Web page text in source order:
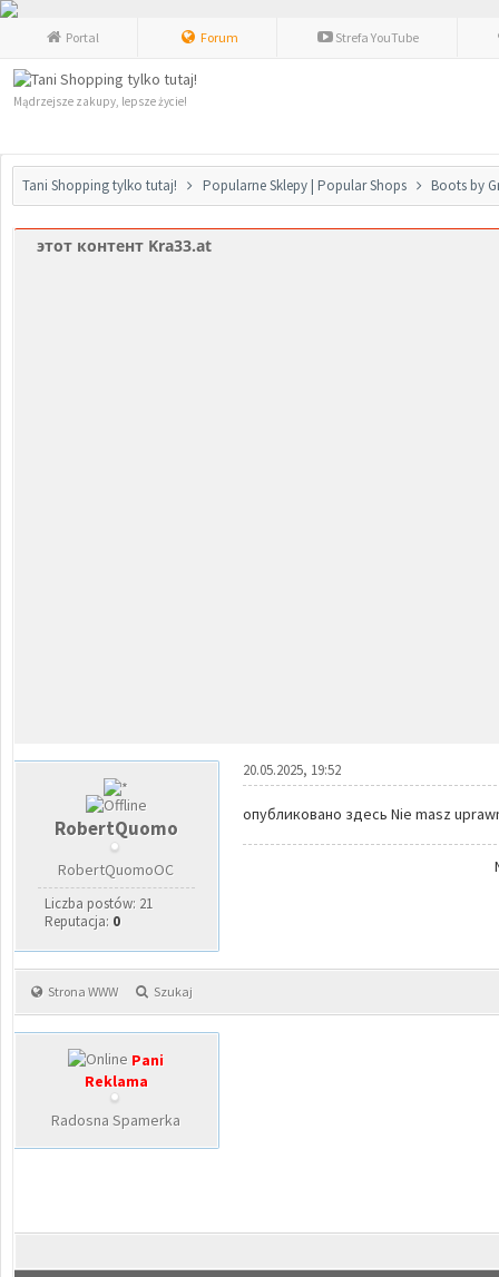
Portal Forum Strefa YouTube
Mądrzejsze zakupy, lepsze życie!
Tani Shopping tylko tutaj! Popularne Sklepy | Popular Shops Boots by
этот контент Kra33.at
RobertQuomo
RobertQuomoOC
Liczba postów: 21
Reputacja: 0
20.05.2025, 19:52
опубликовано здесь Nie masz
Strona WWW Szukaj
Pani
Reklama
Radosna Spamerka